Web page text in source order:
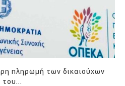
πληρωμή των δικαιούχων
του...